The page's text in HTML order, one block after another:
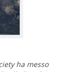
ha messo